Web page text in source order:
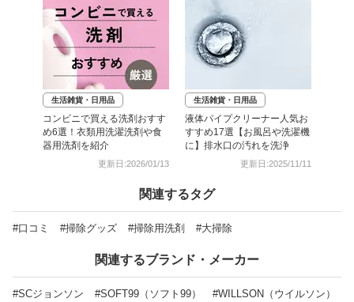
生活雑貨・日用品
コンビニで買える洗剤おすす
め6選！衣類用洗濯洗剤や食
器用洗剤を紹介
更新日:2026/01/13
生活雑貨・日用品
液体パイプクリーナー人気お
すすめ17選【お風呂や洗濯機
に】排水口の汚れを洗浄
更新日:2025/11/11
関連するタグ
#口コミ #掃除グッズ #掃除用洗剤 #大掃除
関連するブランド・メーカー
#SCジョンソン #SOFT99（ソフト99） #WILLSON（ウイルソン）